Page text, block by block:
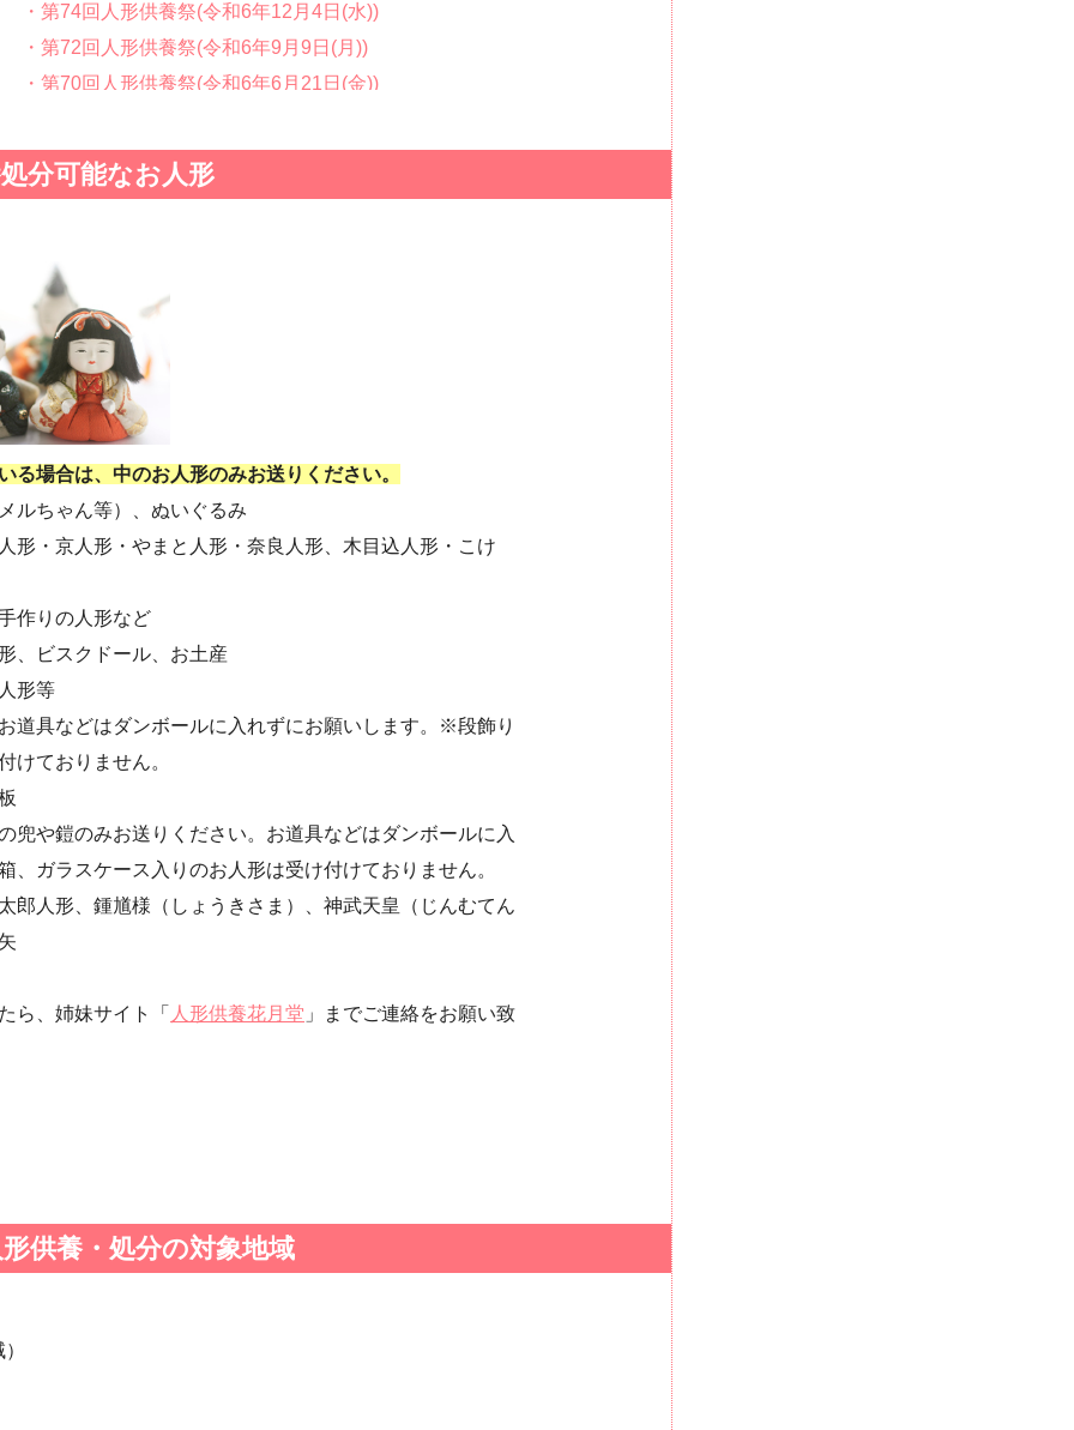
・第74回人形供養祭(令和6年12月4日(水))
・第72回人形供養祭(令和6年9月9日(月))
・第70回人形供養祭(令和6年6月21日(金))
・第66回人形供養祭(令和5年12月22日(金))
・第64回人形供養祭(令和5年9月21日(木))
・第60回人形供養祭(令和5年3月28日(火))
・第58回人形供養祭(令和5年12月21日(水))
・第56回人形供養祭(令和4年10月19日(水))
・第54回人形供養祭(令和4年8月1日(月))
・第52回人形供養祭(令和4年5月17日(火))
・第50回人形供養祭(令和4年3月15日(火))
・第48回人形供養祭(令和3年12月3日(金))
・第46回人形供養祭(令和3年9月13日(月))
・第44回人形供養祭(令和3年6月3日(木))
・第40回人形供養祭(令和2年12月7日(月))
・第38回人形供養祭(令和2年8月26日(水))
・第36回人形供養祭(令和2年4月16日(木))
・第34回人形供養祭(令和元年12月18日(水))
・第32回人形供養祭(令和元年6月12日(水))
・第28回人形供養祭(平成29年12月8日(金))
・第26回人形供養祭(平成28年12月15日(木))
・第24回人形供養祭(平成27年11月27日)
・第18回人形供養祭(平成24年6月21日)
・第6回人形供養祭(平成20年9月24日)
・第4回人形供養祭(平成20年5月15日)
分可能なお人形
場合は、中のお人形のみお送りください。
ルちゃん等）、ぬいぐるみ
形・京人形・やまと人形・奈良人形、木目込人形・こけ
作りの人形など
、ビスクドール、お土産
形等
道具などはダンボールに入れずにお願いします。※段飾り
けておりません。
兜や鎧のみお送りください。お道具などはダンボールに入
ガラスケース入りのお人形は受け付けておりません。
郎人形、鍾馗様（しょうきさま）、神武天皇（じんむてん
ら、姉妹サイト「 人形供養花月堂 」までご連絡をお願い致
供養・処分の対象地域